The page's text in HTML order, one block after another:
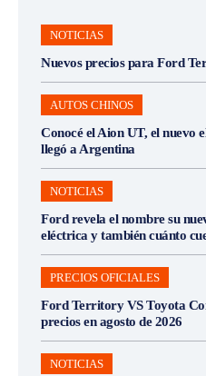
NOTICIAS
Nuevos precios para Ford
AUTOS CHINOS
Conocé el Aion UT, el nuevo
llegó a Argentina
NOTICIAS
Ford revela el nombre su
eléctrica y también cuánto
PRECIOS OFICIALES
Ford Territory VS Toyota
precios en agosto de 2026
NOTICIAS